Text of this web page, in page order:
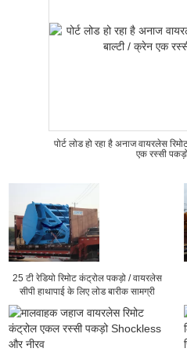
पोर्ट लोड हो रहा है अनाज वायरलेस
एक रस्सी
25 टी रेडियो रिमोट कंट्रोल पकड़ो / वायरलेस
सीपी हाथापाई के लिए लोड बारीक सामग्री